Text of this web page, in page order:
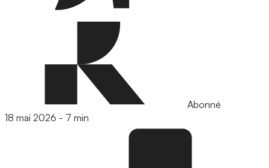
Abonné
18 mai 2026 - 7 min